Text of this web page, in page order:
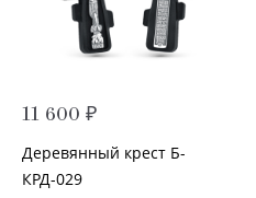
11 600 ₽
Деревянный крест Б-
КРД-029